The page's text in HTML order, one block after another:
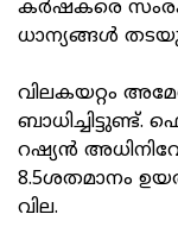
കർഷകരെ
ധാന്യങ്ങൾ
വിലകയറ്റം
റഷ്യൻ
8.5ശതമാനം
വില.